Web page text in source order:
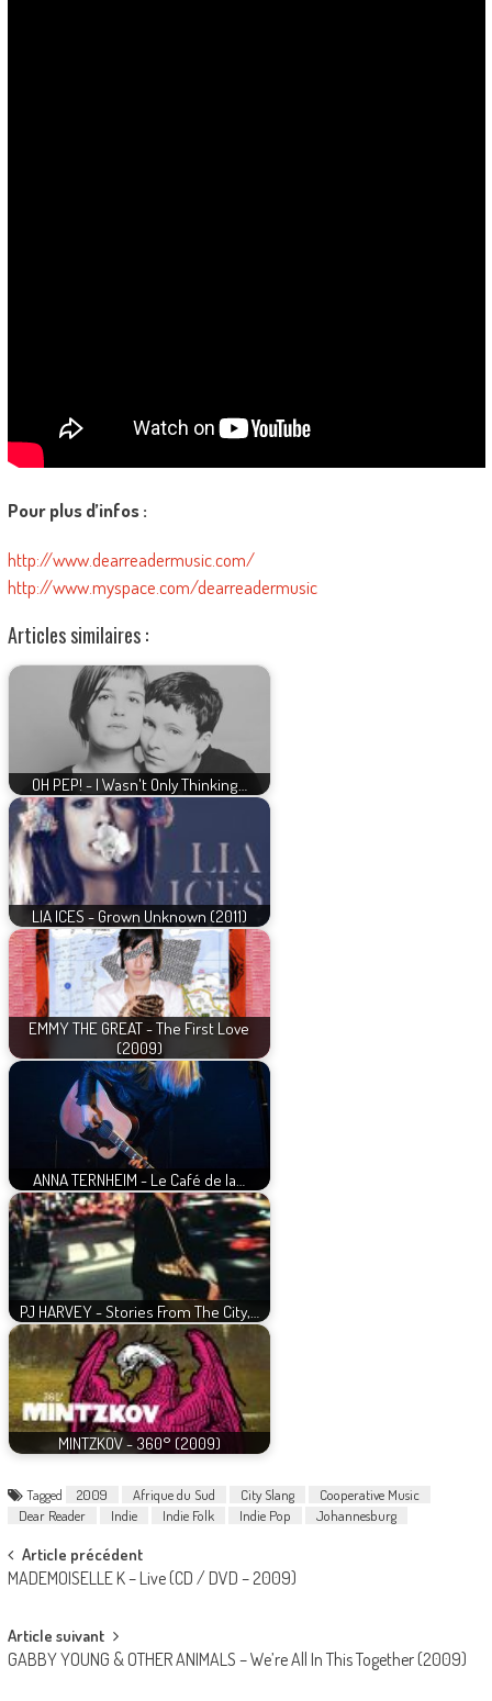
Pour plus d’infos :
http://www.dearreadermusic.com/
http://www.myspace.com/dearreadermusic
Articles similaires :
OH PEP! - I Wasn't Only Thinking…
LIA ICES - Grown Unknown (2011)
EMMY THE GREAT - The First Love
(2009)
ANNA TERNHEIM - Le Café de la…
PJ HARVEY - Stories From The City,…
MINTZKOV - 360° (2009)
Tagged 2009 Afrique du Sud City Slang
Cooperative Music
Dear Reader
Indie Indie Folk Indie Pop Johannesburg
Post
navigation
Article précédent
MADEMOISELLE K – Live (CD / DVD – 2009)
Article suivant
GABBY YOUNG & OTHER ANIMALS – We’re All In This Together (2009)